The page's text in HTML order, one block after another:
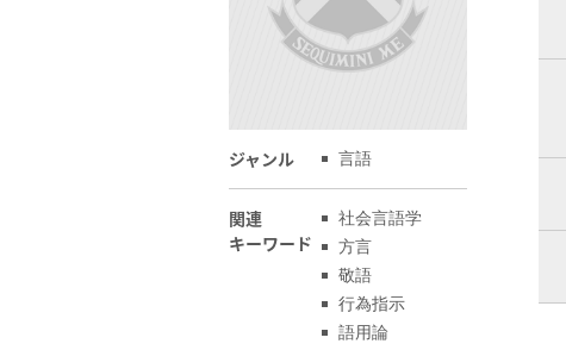
ジャンル 言語
関連
キーワード
社会言語学
方言
敬語
行為指示
語用論